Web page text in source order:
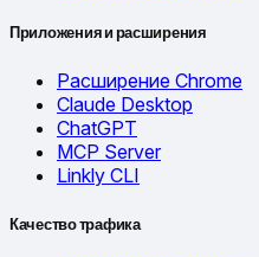
Приложения и расширения
Расширение Chrome
Claude Desktop
ChatGPT
MCP Server
Linkly CLI
Качество трафика